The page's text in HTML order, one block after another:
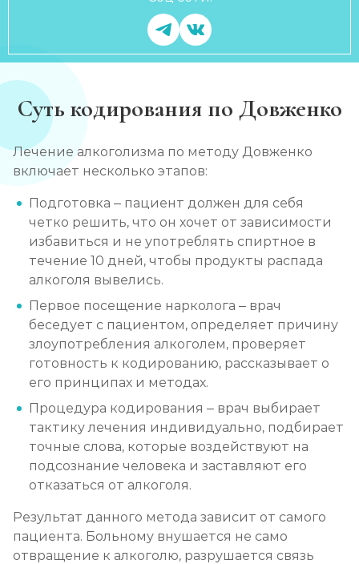
Суть кодирования по Довженко
Лечение алкоголизма по методу Довженко
включает несколько этапов:
Подготовка – пациент должен для себя
четко решить, что он хочет от зависимости
избавиться и не употреблять спиртное в
течение 10 дней, чтобы продукты распада
алкоголя вывелись.
Первое посещение нарколога – врач
беседует с пациентом, определяет причину
злоупотребления алкоголем, проверяет
готовность к кодированию, рассказывает о
его принципах и методах.
Процедура кодирования – врач выбирает
тактику лечения индивидуально, подбирает
точные слова, которые воздействуют на
подсознание человека и заставляют его
отказаться от алкоголя.
Результат данного метода зависит от самого
пациента. Больному внушается не само
отвращение к алкоголю, разрушается связь